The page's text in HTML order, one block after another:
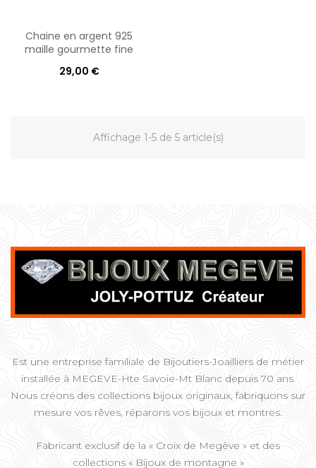
Chaine en argent 925
maille gourmette fine
29,00 €
Affichage 1-5 de 5 article(s)
Est une entreprise familiale de Bijoutiers-Joailliers de métier
installée à MEGEVE-Hte Savoie-Mt Blanc depuis 70 ans.
Nous créons des collections bijoux originaux, fabriquons sur
mesure vos rêves, réparons vos bijoux et montres.
Fabricant exclusif de la « Croix de Megève » et des
collections « Bijoux de montagne »